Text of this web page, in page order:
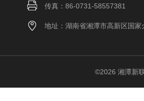
传真：86-0731-58557381
地址：湖南省湘潭市高新区国
©2026 湘潭新